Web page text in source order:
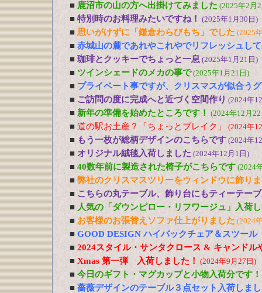
■ 鹿沼市の山の方へ出掛けてみました (2025年2月
■ 特別時のお料理みたいですね！ (2025年1月30日)
■ 思いがけずに「鎌倉わらびもち」でした (2025
■ 赤城山の麓であれやこれやでリフレッシュし
■ 珈琲とクッキーでちょっと一息 (2025年1月21日)
■ ツインシェードのメカの事で(2025年1月21日)
■ プライベート事ですが、クリスマスが似合う
■ ご訪問の度に完成へと近づく空間作り (2024年
■ 新年の準備を始めたところです！ (2024年12月
■ 道の駅お土産？「ちょっとブレイク」 (2024年
■ もう一枚が総柄デザインのこちらです (2024年
■ オリジナル絨毯入荷しました (2024年12月1日)
■ 40数年前に製造された椅子がこちらです (2024
■ 弊社のクリスマスツリーをウィンドウに飾り
■ こちらの丸テーブル、飾り台にもティーテー
■ 人気の「ダウンピロー・リフワージュ」入荷
■ お客様のお張替えソファ仕上がりました (2024
■ GOOD DESIGN ハイバックチェア＆スツー
■ 2024スタイル・サンタクロース & キャンドル
■ Xmas 第一弾 入荷しました！ (2024年9月27日)
■ 今日のギフト・マグカップと小物入荷分です！
■ 薔薇デザインのテーブル３点セット入荷しま